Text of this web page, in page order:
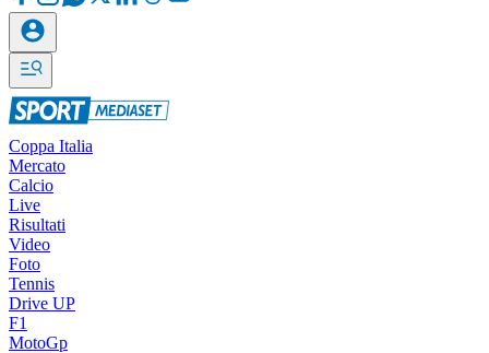
Coppa Italia
Mercato
Calcio
Live
Risultati
Video
Foto
Tennis
Drive UP
F1
MotoGp